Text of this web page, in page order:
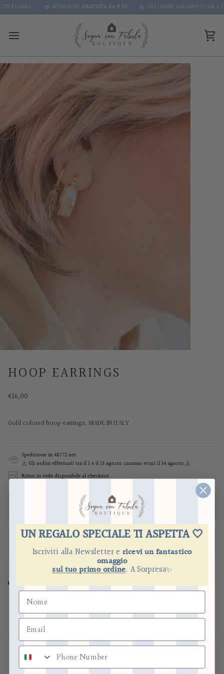
Skip
to
KLARNA SPEDIZIONEGRATUITA DA € 89 GLI ORDINI SARANNO EVASI A
HOOP EARRINGS
€16,00
Gold colored hoop earrings. MADE IN ITALY
Spedizione in 48/72 ore
⚠️ Gli ordini effettuatitra il 1 e il 13 agostosaranno evasi il 14 agosto ⚠️
Ritiro in sede disponibile al checkout
ADD TO CART
ASSISTENZA
Supporto pre e post acquisto
UN REGALO SPECIALE TI ASPETTA 🤍
Iscriviti alla Newsletter ericevi un fantastico
omaggio
sul tuo primo ordine. A Sorpresa✨
numero di telefono